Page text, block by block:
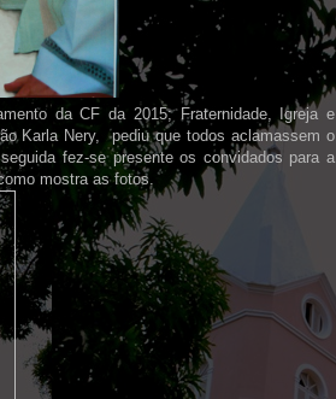
da CF da 2015; Fraternidade, Igreja e
Karla Nery, pediu que todos aclamassem o
fez-se presente os convidados para a
mostra as fotos.